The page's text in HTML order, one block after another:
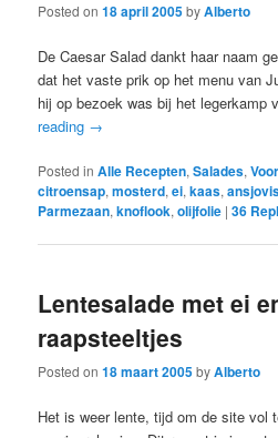
Posted on18 april 2005byAlberto
De Caesar Salad dankt haar naam
dat het vaste prik op het menu van
hij op bezoek was bij het legerkamp
reading →
Posted in Alle Recepten,Salades,
citroensap,mosterd,ei,kaas,
Parmezaan,knoflook,olijfolie |36
Lentesalade met ei
raapsteeltjes
Posted on18 maart 2005byAlberto
Het is weer lente, tijd om de site vol